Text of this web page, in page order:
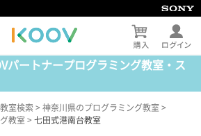
パートナープログラミング教室・ス
室検索 > 神奈川県のプログラミング教室 >
教室 > 七田式港南台教室